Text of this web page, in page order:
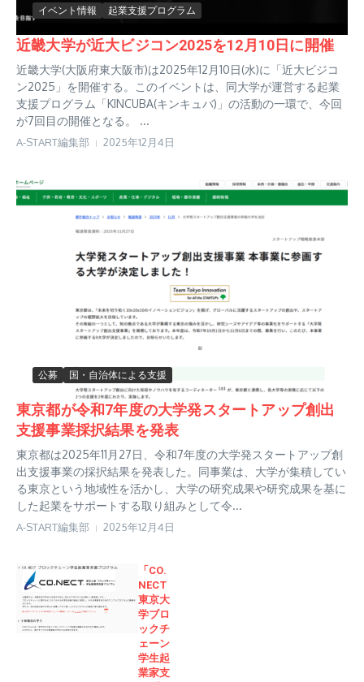
イベント情報 起業支援プログラム
近畿大学が近大ビジコン2025を12月10日に開催
近畿大学(大阪府東大阪市)は2025年12月10日(水)に「近大ビジコ
ン2025」を開催する。このイベントは、同大学が運営する起業
支援プログラム「KINCUBA(キンキュバ)」の活動の一環で、今回
が7回目の開催となる。 ...
A-START編集部 2025年12月4日
公募 国・自治体による支援
東京都が令和7年度の大学発スタートアップ創出
支援事業採択結果を発表
東京都は2025年11月27日、令和7年度の大学発スタートアップ創
出支援事業の採択結果を発表した。同事業は、大学が集積してい
る東京という地域性を活かし、大学の研究成果や研究成果を基に
した起業をサポートする取り組みとして令...
A-START編集部 2025年12月4日
「CO.
NECT
東京大
学ブロ
ックチ
ェーン
学生起
業家支